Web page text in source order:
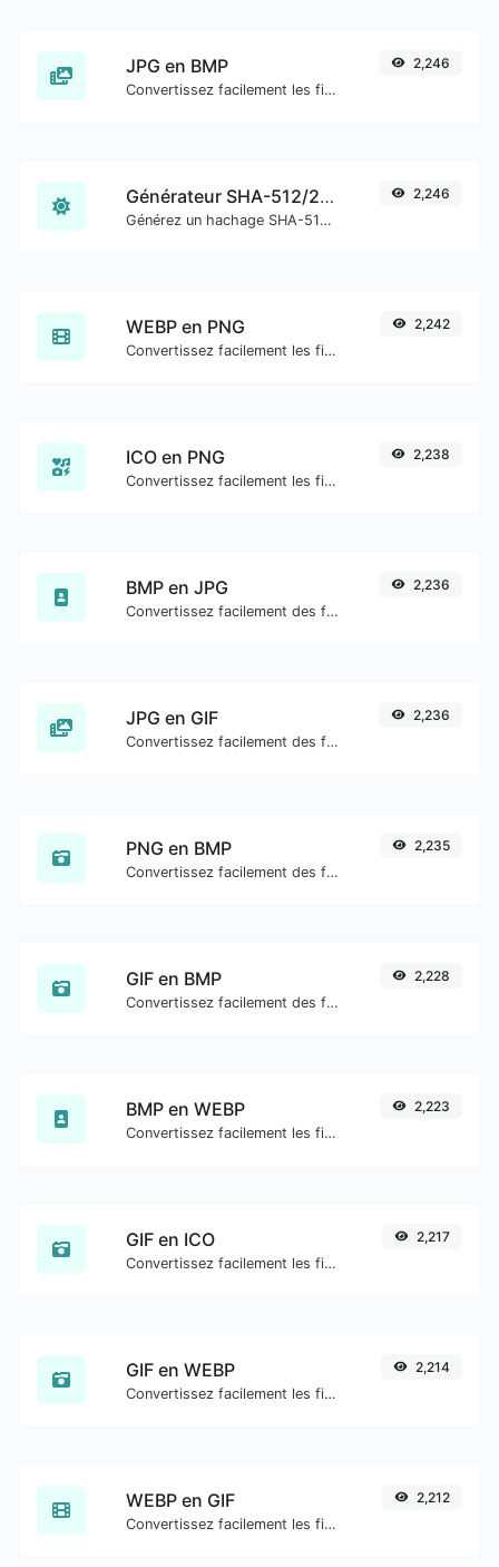
JPG en BMP
Convertissez facilement les fichiers image JPG en BMP.
2,246
Générateur SHA-512/256
Générez un hachage SHA-512/256 pour toute entrée de chaîne.
2,246
WEBP en PNG
Convertissez facilement les fichiers image WEBP en PNG.
2,242
ICO en PNG
Convertissez facilement les fichiers image ICO en PNG.
2,238
BMP en JPG
Convertissez facilement des fichiers image BMP en JPG.
2,236
JPG en GIF
Convertissez facilement des fichiers image JPG en GIF.
2,236
PNG en BMP
Convertissez facilement des fichiers image PNG en BMP.
2,235
GIF en BMP
Convertissez facilement des fichiers image GIF en BMP.
2,228
BMP en WEBP
Convertissez facilement les fichiers image BMP en WEBP.
2,223
GIF en ICO
Convertissez facilement les fichiers image GIF en ICO.
2,217
GIF en WEBP
Convertissez facilement les fichiers image GIF en WEBP.
2,214
WEBP en GIF
Convertissez facilement les fichiers image WEBP en GIF.
2,212